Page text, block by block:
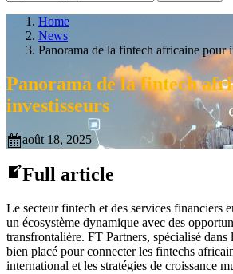
Home
News
Panorama de la fintech africaine pour
Panorama de la fintech
investisseurs
août 18, 2025
Full article
Le secteur fintech et des services financiers
un écosystème dynamique avec des
transfrontalière. FT Partners, spécialisé
bien placé pour connecter les fintechs
international et les stratégies de croissance